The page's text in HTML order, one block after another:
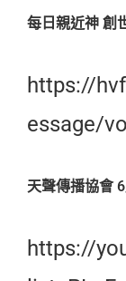
每日親近神 創
https://
essage/
天聲傳播協會
https://